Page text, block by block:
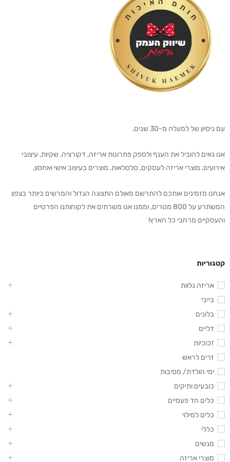
עם ניסיון של למעלה מ-30 שנים,
אנו גאים להוביל את הענף ולספק פתרונות אריזה, דקורציה, שקיות, עיצובי
אירועים, מוצרי אריזה לעסקים, סלסלאות, מוצרים בעיצוב אישי ואחסון.
אנחנו מזמינים אותכם להתרשם מאולם התצוגה הגדול והמרשים ביותר בצפון
המשתרע על 800 מטרים, וממנו אנו משרתים את לקוחותנו הפרטיים
והעסקיים מרחבי כל הארץ!
קטגוריות
אריזה נלוות
בייבי
בלונים
דליים
זכוכיות
זרים לראש
ימי הולדת/ מסיבות
כובעים ותיקים
כלים חד פעמיים
כלים למילוי
כללי
מגשים
מוצרי אריזה